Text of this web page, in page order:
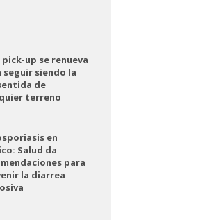
pick-up se renueva
seguir siendo la
de
terreno
en
Salud da
para
la diarrea